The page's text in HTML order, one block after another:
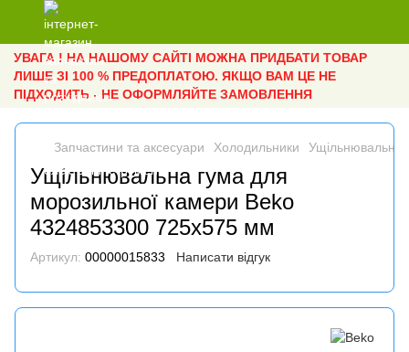
УВАГА ! НА НАШОМУ САЙТІ МОЖНА ПРИДБАТИ ТОВАР
ЛИШЕ ЗІ 100 % ПРЕДОПЛАТОЮ. ЯКЩО ВАМ ЦЕ НЕ
ПІДХОДИТЬ - НЕ ОФОРМЛЯЙТЕ ЗАМОВЛЕННЯ
Запчастини та аксесуари Холодильники Ущільнювальна
Ущільнювальна гума для
морозильної камери Beko
4324853300 725x575 мм
Артикул: 00000015833 Написати відгук